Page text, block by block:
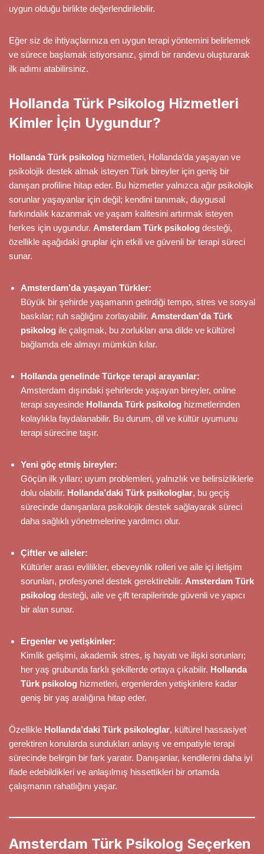
uygun olduğu birlikte değerlendirilebilir.
Eğer siz de ihtiyaçlarınıza en uygun terapi yöntemini belirlemek
ve sürece başlamak istiyorsanız, şimdi bir randevu oluşturarak
ilk adımı atabilirsiniz.
Hollanda Türk Psikolog Hizmetleri
Kimler İçin Uygundur?
Hollanda Türk psikolog hizmetleri, Hollanda’da yaşayan ve
psikolojik destek almak isteyen Türk bireyler için geniş bir
danışan profiline hitap eder. Bu hizmetler yalnızca ağır psikolojik
sorunlar yaşayanlar için değil; kendini tanımak, duygusal
farkındalık kazanmak ve yaşam kalitesini artırmak isteyen
herkes için uygundur. Amsterdam Türk psikolog desteği,
özellikle aşağıdaki gruplar için etkili ve güvenli bir terapi süreci
sunar.
Amsterdam’da yaşayan Türkler:
Büyük bir şehirde yaşamanın getirdiği tempo, stres ve sosyal
baskılar; ruh sağlığını zorlayabilir. Amsterdam’da Türk
psikolog ile çalışmak, bu zorlukları ana dilde ve kültürel
bağlamda ele almayı mümkün kılar.
Hollanda genelinde Türkçe terapi arayanlar:
Amsterdam dışındaki şehirlerde yaşayan bireyler, online
terapi sayesinde Hollanda Türk psikolog hizmetlerinden
kolaylıkla faydalanabilir. Bu durum, dil ve kültür uyumunu
terapi sürecine taşır.
Yeni göç etmiş bireyler:
Göçün ilk yılları; uyum problemleri, yalnızlık ve belirsizliklerle
dolu olabilir. Hollanda’daki Türk psikologlar, bu geçiş
sürecinde danışanlara psikolojik destek sağlayarak süreci
daha sağlıklı yönetmelerine yardımcı olur.
Çiftler ve aileler:
Kültürler arası evlilikler, ebeveynlik rolleri ve aile içi iletişim
sorunları, profesyonel destek gerektirebilir. Amsterdam Türk
psikolog desteği, aile ve çift terapilerinde güvenli ve yapıcı
bir alan sunar.
Ergenler ve yetişkinler:
Kimlik gelişimi, akademik stres, iş hayatı ve ilişki sorunları;
her yaş grubunda farklı şekillerde ortaya çıkabilir. Hollanda
Türk psikolog hizmetleri, ergenlerden yetişkinlere kadar
geniş bir yaş aralığına hitap eder.
Özellikle Hollanda’daki Türk psikologlar, kültürel hassasiyet
gerektiren konularda sundukları anlayış ve empatiyle terapi
sürecinde belirgin bir fark yaratır. Danışanlar, kendilerini daha iyi
ifade edebildikleri ve anlaşılmış hissettikleri bir ortamda
çalışmanın rahatlığını yaşar.
Amsterdam Türk Psikolog Seçerken